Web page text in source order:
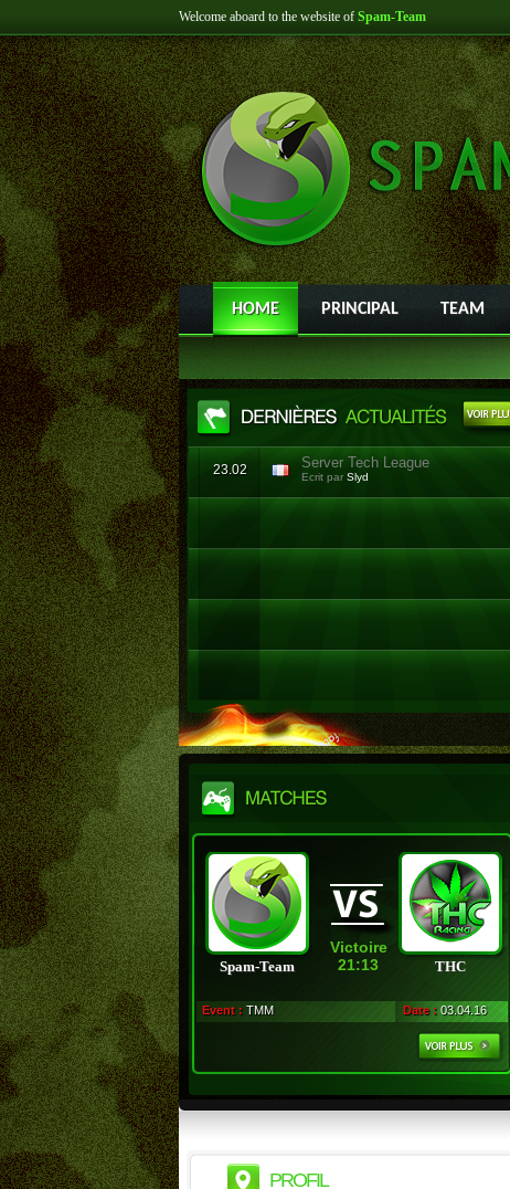
Welcome aboard to the website of Spam-Team
HOME PRINCIPAL TEAM
23.02 Server Tech League
Ecrit par Slyd
Spam-Team
Victoire
21:13
THC
Event : TMM Date : 03.04.16
PROFIL